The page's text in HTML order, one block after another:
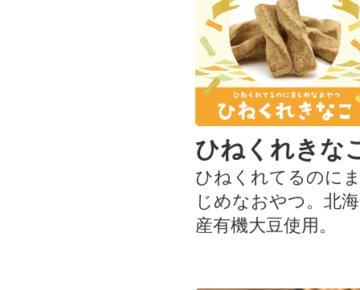
ひねくれきな
ひねくれてるのに
じめなおやつ。北
産有機大豆使用。